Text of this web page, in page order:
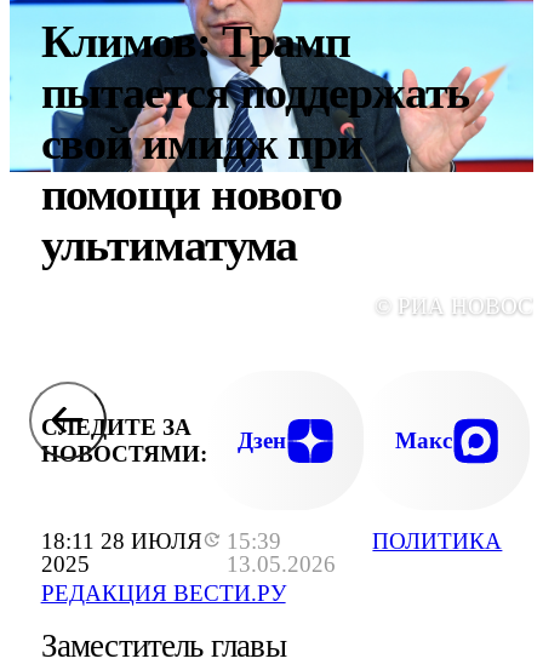
18:11 28 ИЮЛЯ
2025
15:39
13.05.2026
РЕДАКЦИЯ ВЕСТИ.РУ
ПОЛИТИКА
Климов: Трамп
пытается поддержать
свой имидж при
помощи нового
ультиматума
© РИА
СЛЕДИТЕ ЗА
НОВОСТЯМИ:
Дзен Макс
Заместитель главы